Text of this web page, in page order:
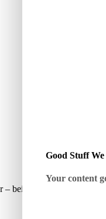
Good Stuff We
Your content
bei uns findest du alles,